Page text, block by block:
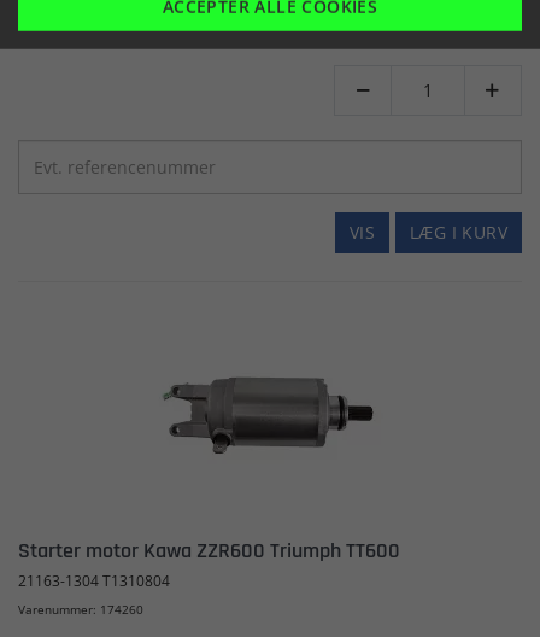
Er på lager
 
LÆG I KURV
VIS
Starter motor Kawa ZZR600 Triumph TT600
21163-1304 T1310804
Varenummer: 174260
ACCEPTER ALLE COOKIES